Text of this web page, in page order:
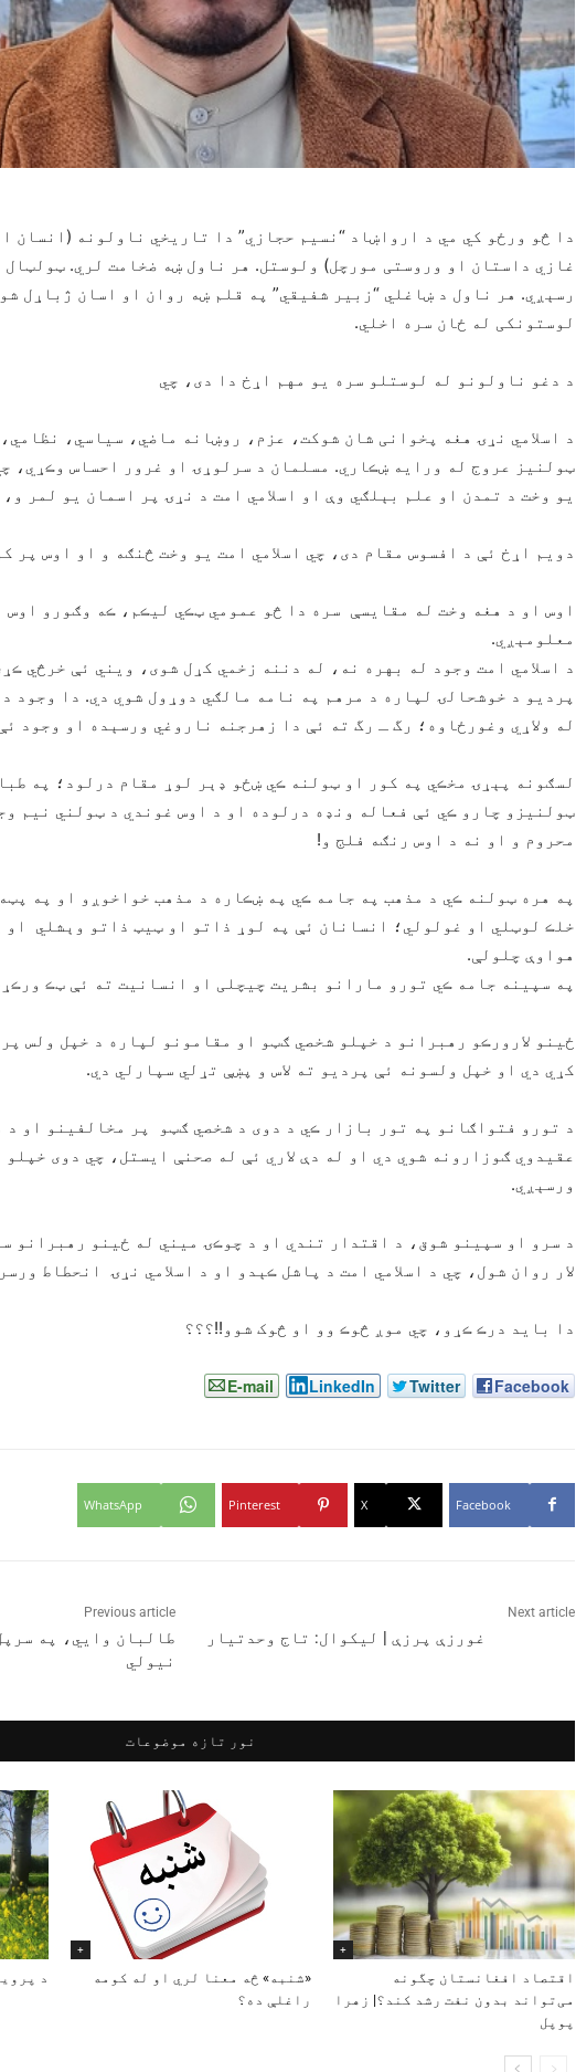
دا څو ورځو کي مي د ارواښاد “نسيم حجازي” دا تاريخي ناولونه (انسان
غازي داستان او وروستی مورچل) ولوستل. هر ناول ښه ضخامت لري.
رسېږي. هر ناول د ښاغلي “زبير شفيقي” په قلم ښه روان او اسان ژباړل
لوستونکی له ځان سره اخلي.
د دغو ناولونو له لوستلو سره يو مهم اړخ دا دی، چي
د اسلامي نړۍ هغه پخوانی شان شوکت، عزم، روښانه ماضي، سياسي،
ټولنيز عروج له ورايه ښڪاري. مسلمان د سرلوړۍ او غرور احساس وڪړي،
يو وخت د تمدن او علم بېلګي وې او اسلامي امت د نړۍ پر اسمان يو لمر
دويم اړخ ئې د افسوس مقام دی، چي اسلامي امت يو وخت څنګه و او اوس پر
اوس او د هغه وخت له مقايسې سره دا څو عمومي ټڪي ليڪم، ڪه وګورو اوس
معلومېږي.
د اسلامي امت وجود له بهره نه، له دننه زخمي کړل شوی، ويني ئې خرڅي
پرديو د خوشحالۍ لپاره د مرهم په نامه مالګي دوړول شوي دي. دا وجود
له ولاړي وغورځاوه؛ رگ ـ رگ ته ئې دا زهرجنه ناروغي ورسېده او وجود
لسګونه پېړۍ مخڪي په کور او ټولنه ڪي ښځو ډېر لوړ مقام درلود؛ په
ټولنيزو چارو ڪي ئې فعاله ونډه درلوده او د اوس غوندي د ټولني نيم
محروم و او نه د اوس رنګه فلج و!
په هره ټولنه ڪي د مذهب په جامه ڪي په ښڪاره د مذهب خواخوږو او په
خلڪ لوټلي او غولولي؛ انسانان ئې په لوړ ذاتو او ټيټ ذاتو وېشلي او
هواوې چلولې.
په سپينه جامه ڪي تورو مارانو بشريت چيچلی او انسانيت ته ئې ټڪ
ځينو لارورڪو رهبرانو د خپلو شخصي ګټو او مقامونو لپاره د خپل ولس
کړي دي او خپل ولسونه ئې پرديو ته لاس و پښې تړلي سپارلي دي.
د تورو فتواګانو په تور بازار ڪي د دوی د شخصي ګټو پر مخالفينو او د
عقيدوي ګوزارونه شوي دي او له دې لاري ئې له صحنې ايستل، چي دوی
ورسېږي.
د سرو او سپينو شوق، د اقتدار تندي او د چوڪۍ ميني له ځينو رهبرانو
لار روان شول، چي د اسلامي امت د پاشل ڪېدو او د اسلامي نړۍ انحطاط
دا بايد درڪ ڪړو، چي موږ څوڪ وو او څوک شوو!!؟؟؟
Facebook
Twitter
LinkedIn
E-mail
Facebook
X
Pinterest
WhatsApp
Previous article
نیولي
Next article
غورزې پرزې | لیکوال: تاج وحدتیار
نور تازه موضوعات
+
اقتصاد افغانستان چگونه
می‌تواند بدون نفت رشد کند؟| زهرا
پوپل
+
«شنبه» څه معنا لري او له کومه
راغلې ده؟
د